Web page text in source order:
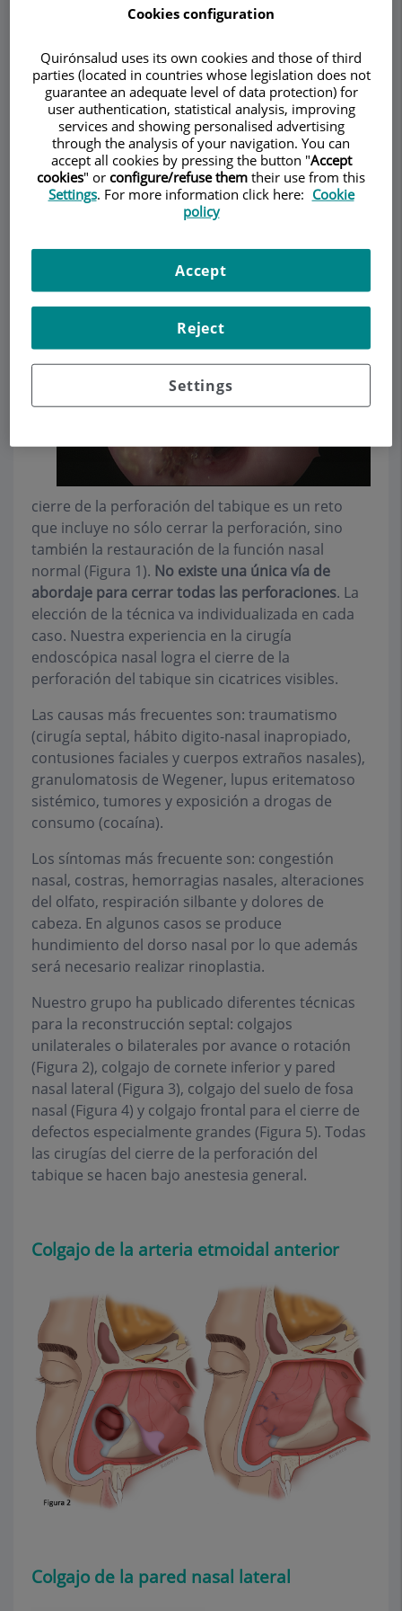
DescripciónServiciosEquipoContactoDatos de interés
Horario
Pedir cita
Perforaciones septales
cierre de la perforación del tabique es un reto
que incluye no sólo cerrar la perforación, sino
también la restauración de la función nasal
normal (Figura 1). No existe una única vía de
abordaje para cerrar todas las perforaciones. La
elección de la técnica va individualizada en cada
caso. Nuestra experiencia en la cirugía
endoscópica nasal logra el cierre de la
perforación del tabique sin cicatrices visibles.
Las causas más frecuentes son: traumatismo
(cirugía septal, hábito digito-nasal inapropiado,
contusiones faciales y cuerpos extraños nasales),
granulomatosis de Wegener, lupus eritematoso
sistémico, tumores y exposición a drogas de
consumo (cocaína).
Los síntomas más frecuente son: congestión
nasal, costras, hemorragias nasales, alteraciones
del olfato, respiración silbante y dolores de
cabeza. En algunos casos se produce
hundimiento del dorso nasal por lo que además
será necesario realizar rinoplastia.
Nuestro grupo ha publicado diferentes técnicas
para la reconstrucción septal: colgajos
unilaterales o bilaterales por avance o rotación
(Figura 2), colgajo de cornete inferior y pared
nasal lateral (Figura 3), colgajo del suelo de fosa
nasal (Figura 4) y colgajo frontal para el cierre de
defectos especialmente grandes (Figura 5). Todas
las cirugías del cierre de la perforación del
tabique se hacen bajo anestesia general.
Colgajo de la arteria etmoidal anterior
Colgajo de la pared nasal lateral
Cookies configuration
Quirónsalud uses its own cookies and those of third
parties (located in countries whose legislation does not
guarantee an adequate level of data protection) for
user authentication, statistical analysis, improving
services and showing personalised advertising
through the analysis of your navigation. You can
accept all cookies by pressing the button "Accept
cookies" or configure/refuse them their use from this
Settings. For more information click here: Cookie
policy
Settings
Reject
Accept